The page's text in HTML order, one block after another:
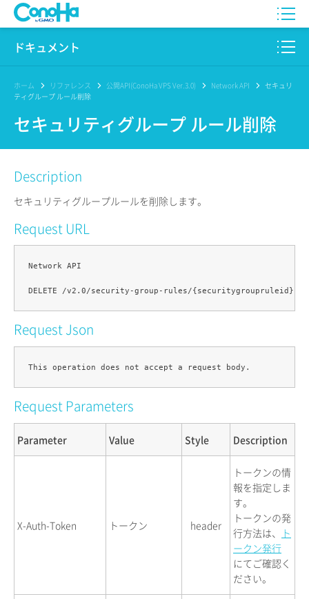
WING
Pencil
サービス一覧
サポート
ドキュメント
このサイトについて
プロダクト
リファレンス
リリースノート
ホーム リファレンス 公開API(ConoHa VPS Ver.3.0) Network API
セキュリ
ティグループ ルール削除
セキュリティグループ ルール削除
Description
セキュリティグループルールを削除します。
Request URL
Network API
Request Json
Request Parameters
Parameter Value Style Description
X-Auth-Token トークン header
トークンの情
報を指定しま
す。
トークンの発
行方法は、
ト
ークン発行
にてご確認く
ださい。